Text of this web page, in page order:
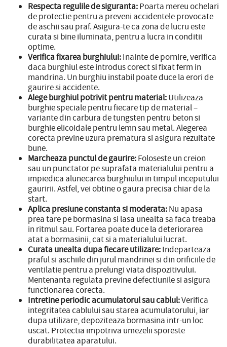
Respecta regulile de siguranta:Poarta mereu ochelari
de protectie pentru a preveni accidentele provocate
de aschii sau praf. Asigura-te ca zona de lucru este
curata si bine iluminata, pentru a lucra in conditii
optime.
Verifica fixarea burghiului:Inainte de pornire, verifica
daca burghiul este introdus corect si fixat ferm in
mandrina. Un burghiu instabil poate duce la erori de
gaurire si accidente.
Alege burghiul potrivit pentru material:Utilizeaza
burghie speciale pentru fiecare tip de material –
variante din carbura de tungsten pentru beton si
burghie elicoidale pentru lemn sau metal. Alegerea
corecta previne uzura prematura si asigura rezultate
bune.
Marcheaza punctul de gaurire:Foloseste un creion
sau un punctator pe suprafata materialului pentru a
impiedica alunecarea burghiului in timpul inceputului
gauririi. Astfel, vei obtine o gaura precisa chiar de la
start.
Aplica presiune constanta si moderata:Nu apasa
prea tare pe bormasina si lasa unealta sa faca treaba
in ritmul sau. Fortarea poate duce la deteriorarea
atat a bormasinii, cat si a materialului lucrat.
Curata unealta dupa fiecare utilizare:Indeparteaza
praful si aschiile din jurul mandrinei si din orificiile de
ventilatie pentru a prelungi viata dispozitivului.
Mentenanta regulata previne defectiunile si asigura
functionarea corecta.
Intretine periodic acumulatorul sau cablul:Verifica
integritatea cablului sau starea acumulatorului, iar
dupa utilizare, depoziteaza bormasina intr-un loc
uscat. Protectia impotriva umezelii sporeste
durabilitatea aparatului.